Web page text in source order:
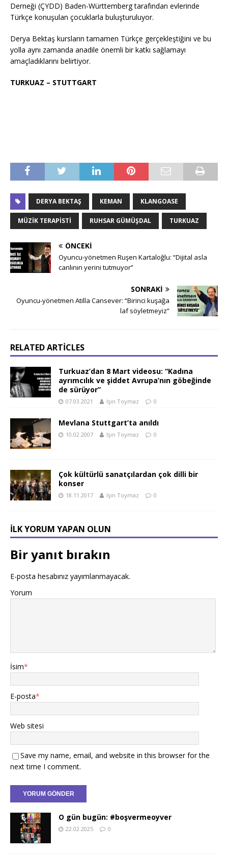
Derneği (ÇYDD) Baden-Württemberg tarafından evlerinde
Türkçe konuşulan çocuklarla buluşturuluyor.
Derya Bektaş kursların tamamen Türkçe gerçekleştiğini ve bu
yolla aynı zamanda anadile önemli bir katkı sağlamayı
amaçladıklarını belirtiyor.
TURKUAZ – STUTTGART
DERYA BEKTAŞ KEMAN KLANGOASE
MÜZIK TERAPISTI RUHSAR GÜMÜŞDAL TURKUAZ
ÖNCEKI
Oyuncu-yönetmen Ruşen Kartaloğlu: “Dijital asla
canlının yerini tutmuyor”
SONRAKI
Oyuncu-yönetmen Atilla Cansever: “Birinci kuşağa
laf söyletmeyiz”
RELATED ARTICLES
Turkuaz’dan 8 Mart videosu: “Kadına
ayrımcılık ve şiddet Avrupa’nın göbeğinde
de sürüyor”
07.03.2021 Işın Toymaz 0
Mevlana Stuttgart’ta anıldı
10.02.2007 Işın Toymaz 0
Çok kültürlü sanatçılardan çok dilli bir
konser
18.11.2017 Işın Toymaz 0
İLK YORUM YAPAN OLUN
Bir yanıt bırakın
E-posta hesabınız yayımlanmayacak.
Yorum
İsim*
E-posta*
Web sitesi
Save my name, email, and website in this browser for the
next time I comment.
O gün bugün: #boşvermeoyver
22.02.2025 0